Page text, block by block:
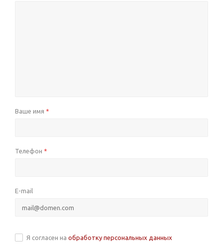
Ваше имя *
Телефон *
E-mail
Я согласен на обработку персональных данных